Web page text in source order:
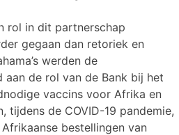
rol in dit partnerschap
gegaan dan retoriek en
werden de
aan de rol van de Bank bij het
vaccins voor Afrika en
tijdens de COVID-19 pandemie,
bestellingen van